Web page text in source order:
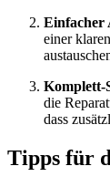
Einfacher
einer
Komplett-
die
dass
Tipps für